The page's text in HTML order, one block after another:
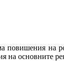
повишения на
основните